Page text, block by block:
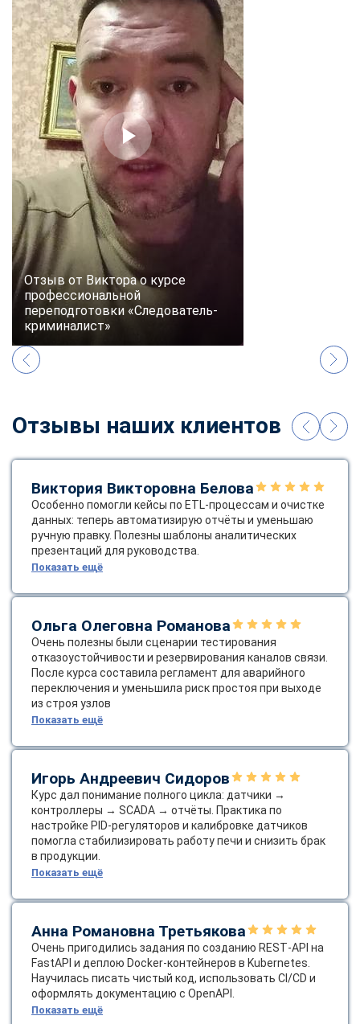
Отзыв от Виктора о курсе
профессиональной
переподготовки «Следователь-
криминалист»
Отзывы наших клиентов
Виктория Викторовна Белова
Особенно помогли кейсы по ETL‑процессам и очистке
данных: теперь автоматизирую отчёты и уменьшаю
ручную правку. Полезны шаблоны аналитических
презентаций для руководства.
Показать ещё
Ольга Олеговна Романова
Очень полезны были сценарии тестирования
отказоустойчивости и резервирования каналов связи.
После курса составила регламент для аварийного
переключения и уменьшила риск простоя при выходе
из строя узлов
Показать ещё
Игорь Андреевич Сидоров
Курс дал понимание полного цикла: датчики →
контроллеры → SCADA → отчёты. Практика по
настройке PID‑регуляторов и калибровке датчиков
помогла стабилизировать работу печи и снизить брак
в продукции.
Показать ещё
Анна Романовна Третьякова
Очень пригодились задания по созданию REST‑API на
FastAPI и деплою Docker‑контейнеров в Kubernetes.
Научилась писать чистый код, использовать CI/CD и
оформлять документацию с OpenAPI.
Показать ещё